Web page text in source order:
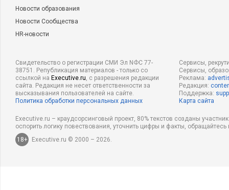
Новости образования
Новости Сообщества
HR-новости
Свидетельство о регистрации СМИ Эл NФС 77-
38751. Републикация материалов - только со
ссылкой на Executive.ru, с разрешения редакции
сайта. Редакция не несет ответственности за
высказывания пользователей на сайте.
Политика обработки персональных данных
Сервисы,
Сервисы,
Реклама:
Редакция:
Поддержка:
Карта сайта
Executive.ru – краудсорсинговый проект, 80% текстов созданы
оспорить логику повествования, уточнить цифры и факты,
18+
Executive.ru © 2000 – 2026.